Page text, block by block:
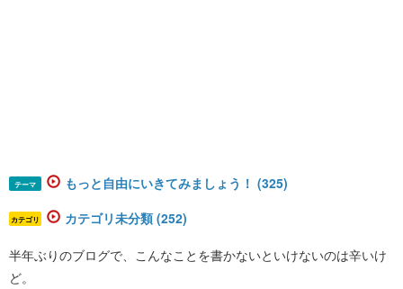
テーマ もっと自由にいきてみましょう！ (325)
カテゴリ カテゴリ未分類 (252)
半年ぶりのブログで、こんなことを書かないといけないのは辛いけ
ど。